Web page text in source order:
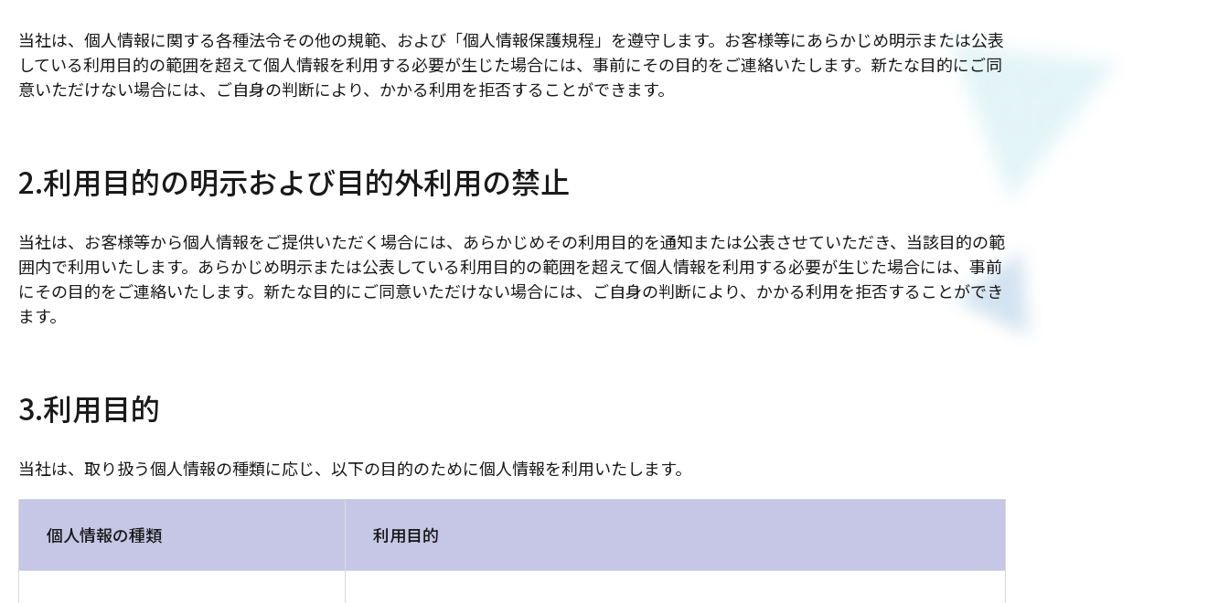
当社は、個人情報に関する各種法令その他の規範、および「個人情報保護規程」を遵守します。お客様等にあらかじめ明示または公表
している利用目的の範囲を超えて個人情報を利用する必要が生じた場合には、事前にその目的をご連絡いたします。新たな目的にご同
意いただけない場合には、ご自身の判断により、かかる利用を拒否することができます。
2.利用目的の明示および目的外利用の禁止
当社は、お客様等から個人情報をご提供いただく場合には、あらかじめその利用目的を通知または公表させていただき、当該目的の範
囲内で利用いたします。あらかじめ明示または公表している利用目的の範囲を超えて個人情報を利用する必要が生じた場合には、事前
にその目的をご連絡いたします。新たな目的にご同意いただけない場合には、ご自身の判断により、かかる利用を拒否することができ
ます。
3.利用目的
当社は、取り扱う個人情報の種類に応じ、以下の目的のために個人情報を利用いたします。
個人情報の種類 利用目的